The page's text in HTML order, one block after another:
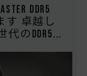
DDR5
す 卓越し
のDDR5...